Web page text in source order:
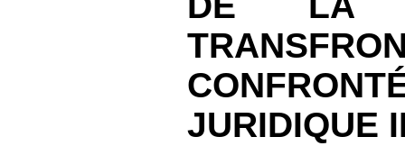
JURIDIQUE